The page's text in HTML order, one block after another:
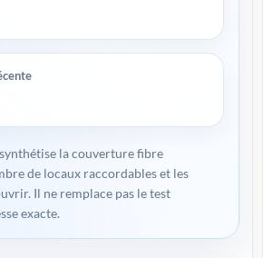
la couverture fibre
de locaux raccordables et les
Il ne remplace pas le test
exacte.